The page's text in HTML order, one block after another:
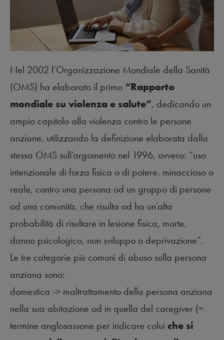
Nel 2002 l’Organizzazione Mondiale della Sanità
(OMS) ha elaborato il primo “Rapporto
mondiale su violenza e salute”, dedicando un
ampio capitolo alla violenza contro le persone
anziane, utilizzando la definizione elaborata dalla
stessa OMS sull’argomento nel 1996, ovvero: “uso
intenzionale di forza fisica o di potere, minaccioso o
reale, contro una persona od un gruppo di persone
od una comunità, che risulta od ha un’alta
probabilità di risultare in lesione fisica, morte,
danno psicologico, non sviluppo o deprivazione”.
Le tre categorie più comuni di abuso sulla persona
anziana sono:
domestica -> maltrattamento della persona anziana
nella sua abitazione od in quella del caregiver (=
termine anglosassone per indicare colui che si